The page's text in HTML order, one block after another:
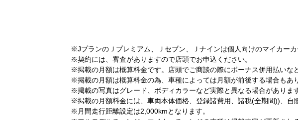
※JプランのＪプレミアム、Ｊセブン、Ｊナインは個人向けのマイカーカ
※契約には、審査がありますので店頭でお申込ください。
※掲載の月額は概算料金です。店頭でご商談の際にボーナス併用払いな
※掲載の月額は概算料金の為、車種によっては月額が前後する場合もあ
※掲載の写真はグレード、ボディカラーなど実際と異なる場合がありま
※掲載の月額料金には、車両本体価格、登録諸費用、諸税(全期間))、自
※月間走行距離設定は2,000kmとなります。